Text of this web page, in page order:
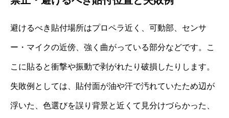
避けるべき貼付場所はプロペラ近く、可動部、センサ
ー・マイクの近傍、強く曲がっている部分などです。こ
こに貼ると衝撃や振動で剥がれたり破損したりします。
失敗例としては、貼付面が油や汗で汚れていたため辺が
浮いた、色選びを誤り背景と近くて見分けづらかった、